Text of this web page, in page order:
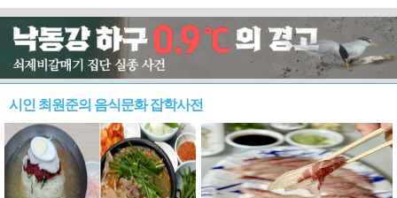
시인 최원준의 음식문화 잡학사전